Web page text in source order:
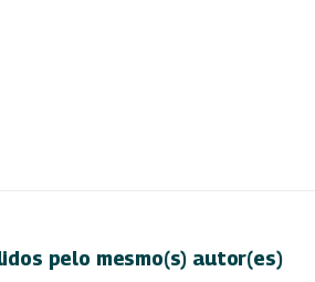
pelo mesmo(s) autor(es)